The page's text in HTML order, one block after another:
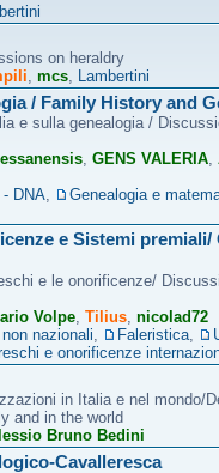
on heraldry
mcs Lambertini
/ Family History and
e sulla genealogia /
GENS VALERIA
- DNA
Genealogia e
e Sistemi premiali/
e le onorificenze/
Volpe Tilius nicolad72
nazionali Faleristica
e onorificenze
in Italia e nel mondo/
and in the world
Bruno Bedini
Cavalleresca